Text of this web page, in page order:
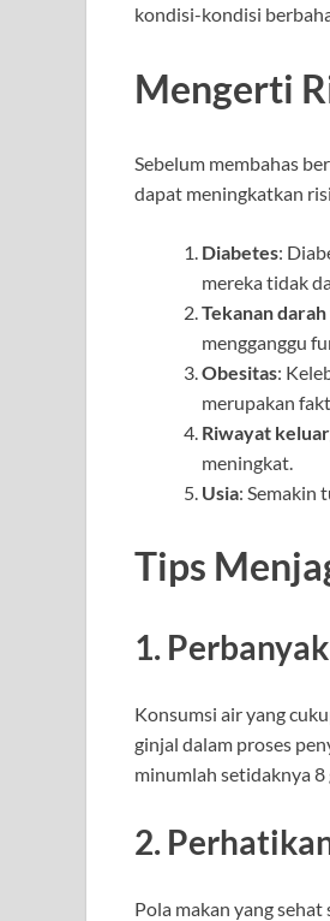
kondisi-kondisi
Mengerti
Sebelum membahas
dapat meningkatkan
Diabetes:
mereka tidak
Tekanan
mengganggu
Obesitas:
merupakan
Riwayat
meningkat.
Usia: Semakin
Tips
1.
Konsumsi air yang
ginjal dalam proses
minumlah setidaknya 8
2.
Pola makan yang